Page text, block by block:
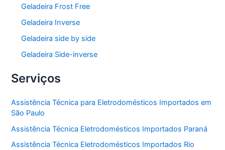
Geladeira Frost Free
Geladeira Inverse
Geladeira side by side
Geladeira Side-inverse
Serviços
Assistência Técnica para Eletrodomésticos Importados em
São Paulo
Assistência Técnica Eletrodomésticos Importados Paraná
Assistência Técnica Eletrodomésticos Importados Rio